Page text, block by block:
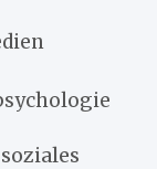
soziales